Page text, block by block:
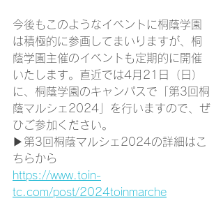
今後もこのようなイベントに桐蔭学園
は積極的に参画してまいりますが、桐
蔭学園主催のイベントも定期的に開催
いたします。直近では4月21日（日）
に、桐蔭学園のキャンパスで「第3回桐
蔭マルシェ2024」を行いますので、ぜ
ひご参加ください。
▶第3回桐蔭マルシェ2024の詳細はこ
ちらから
https://www.toin-
tc.com/post/2024toinmarche